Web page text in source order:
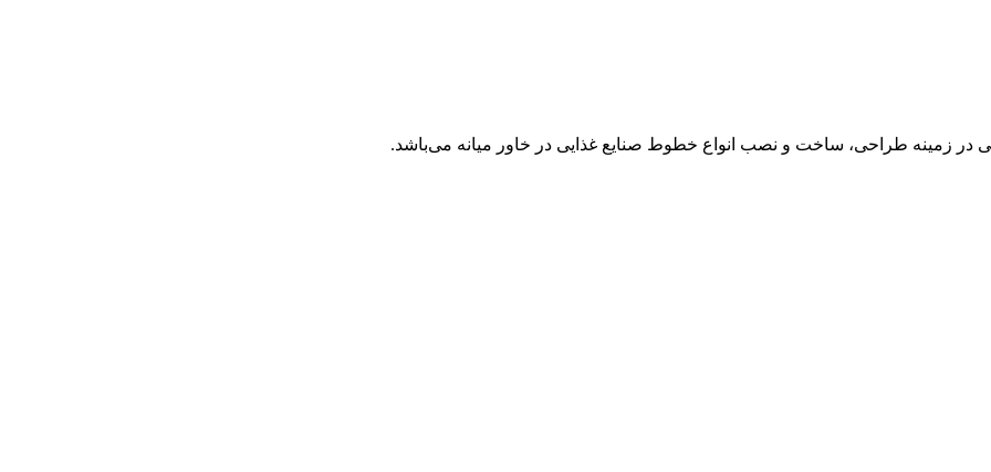
زمینه طراحی، ساخت و نصب انواع خطوط صنایع غذایی در خاور میانه می‌باشد.